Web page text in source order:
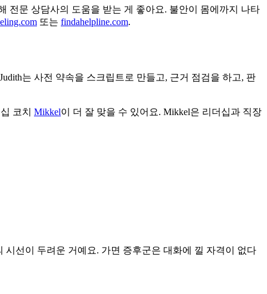
전문 상담사의 도움을 받는 게 좋아요. 불안이 몸에까지 나타
또는 findahelpline.com.
는 사전 약속을 스크립트로 만들고, 근거 점검을 하고, 판
코치 Mikkel이 더 잘 맞을 수 있어요. Mikkel은 리더십과 직장
선이 두려운 거예요. 가면 증후군은 대화에 낄 자격이 없다